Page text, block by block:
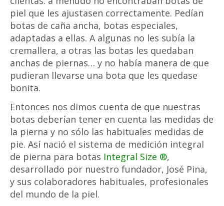
piel que les ajustasen correctamente. Pedían
botas de caña ancha, botas especiales,
adaptadas a ellas. A algunas no les subía la
cremallera, a otras las botas les quedaban
anchas de piernas… y no había manera de que
pudieran llevarse una bota que les quedase
bonita.
Entonces nos dimos cuenta de que nuestras
botas deberían tener en cuenta las medidas de
la pierna y no sólo las habituales medidas de
pie. Así nació el sistema de medición integral
de pierna para botas Integral Size ®,
desarrollado por nuestro fundador, José Pina,
y sus colaboradores habituales, profesionales
del mundo de la piel.